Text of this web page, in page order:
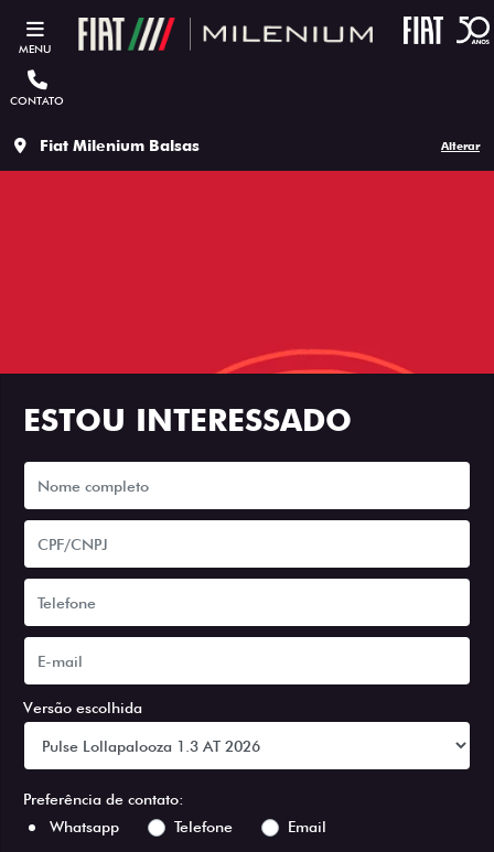
MENU
CONTATO
Fiat Milenium Balsas Alterar
ESTOU INTERESSADO
Versão escolhida
Preferência de contato:
Whatsapp
Telefone Email